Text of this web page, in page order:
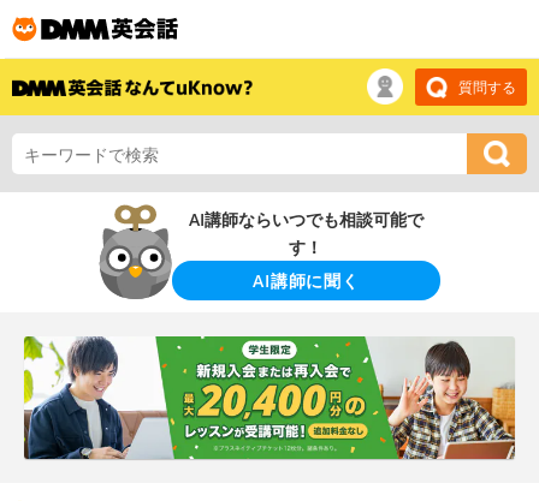
質問する
AI講師ならいつでも相談可能で
す！
AI講師に聞く